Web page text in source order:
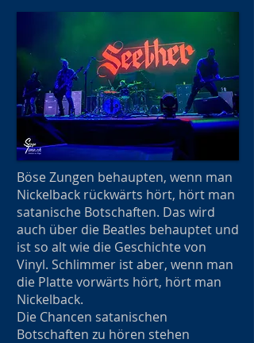
Böse Zungen behaupten, wenn man
Nickelback rückwärts hört, hört man
satanische Botschaften. Das wird
auch über die Beatles behauptet und
ist so alt wie die Geschichte von
Vinyl. Schlimmer ist aber, wenn man
die Platte vorwärts hört, hört man
Nickelback.
Die Chancen satanischen
Botschaften zu hören stehen